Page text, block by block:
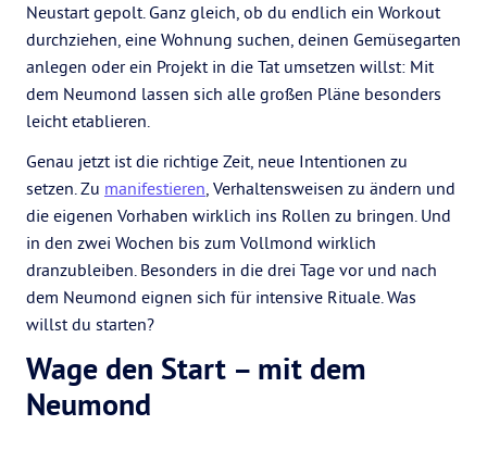
Neustart gepolt. Ganz gleich, ob du endlich ein Workout
durchziehen, eine Wohnung suchen, deinen Gemüsegarten
anlegen oder ein Projekt in die Tat umsetzen willst: Mit
dem Neumond lassen sich alle großen Pläne besonders
leicht etablieren.
Genau jetzt ist die richtige Zeit, neue Intentionen zu
setzen. Zu manifestieren, Verhaltensweisen zu ändern und
die eigenen Vorhaben wirklich ins Rollen zu bringen. Und
in den zwei Wochen bis zum Vollmond wirklich
dranzubleiben. Besonders in die drei Tage vor und nach
dem Neumond eignen sich für intensive Rituale. Was
willst du starten?
Wage den Start – mit dem
Neumond